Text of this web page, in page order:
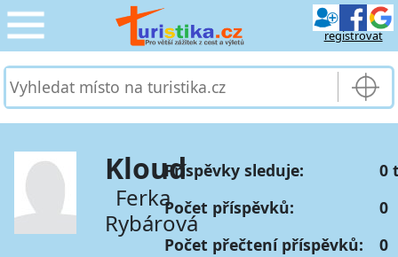
registrovat
CESTOVÁNÍ
SLUŽBY & DOPRAVA ›
PRO TURISTY ›
MOJE TURISTIKA ›
Kloud
Ferka
Rybárová
Příspěvky sleduje:
0
Počet příspěvků:
0
Počet přečtení příspěvků:
0